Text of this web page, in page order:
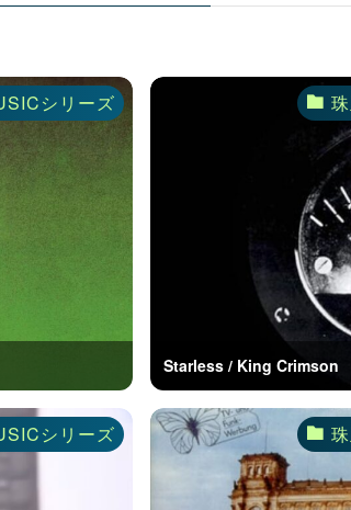
シリーズ
Starless / King Crimson
シリーズ